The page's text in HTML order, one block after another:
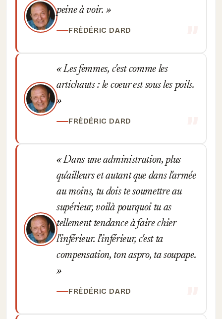
peine à voir.
FRÉDÉRIC DARD
Les femmes, c'est comme les
artichauts : le coeur est sous les poils.
FRÉDÉRIC DARD
Dans une administration, plus
qu'ailleurs et autant que dans l'armée
au moins, tu dois te soumettre au
supérieur, voilà pourquoi tu as
tellement tendance à faire chier
l'inférieur. l'inférieur, c'est ta
compensation, ton aspro, ta soupape.
FRÉDÉRIC DARD